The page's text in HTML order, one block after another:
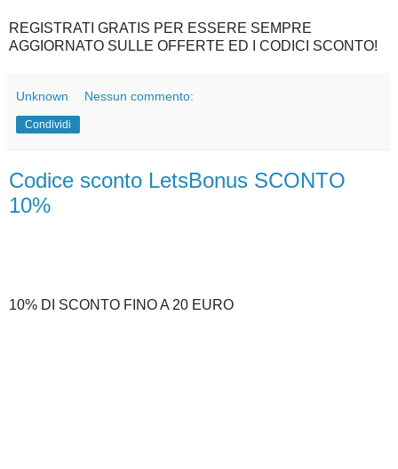
REGISTRATI GRATIS PER ESSERE SEMPRE
AGGIORNATO SULLE OFFERTE ED I CODICI SCONTO!
Unknown Nessun commento:
Condividi
Codice sconto LetsBonus SCONTO
10%
10% DI SCONTO FINO A 20 EURO